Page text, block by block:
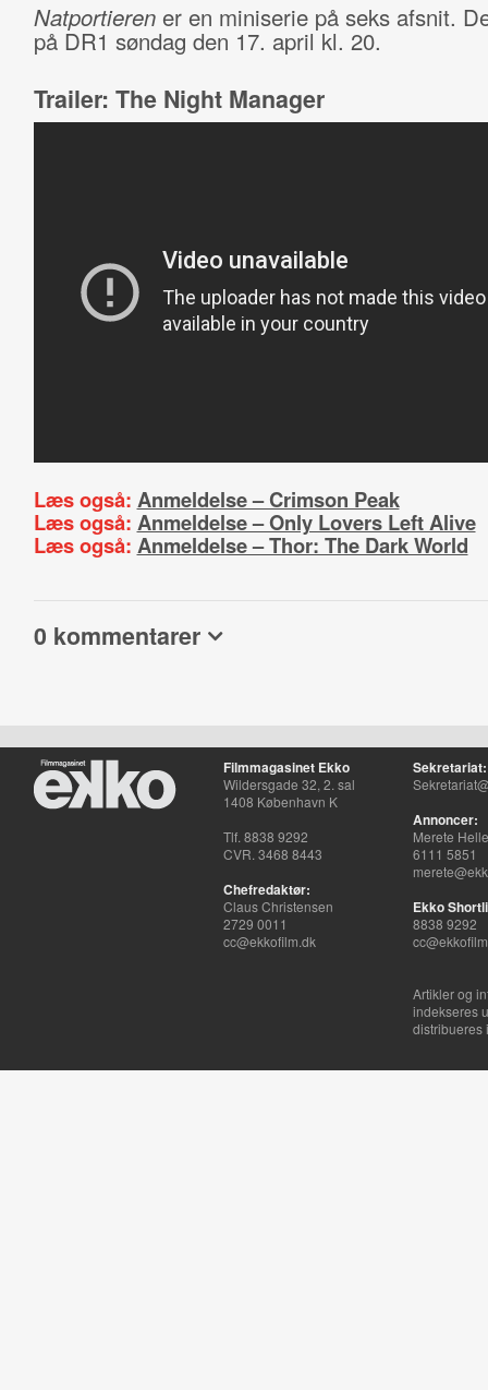
Natportieren er en miniserie på seks afsnit.
på DR1 søndag den 17. april kl. 20.
Trailer: The Night Manager
Læs også: Anmeldelse – Crimson Peak
Læs også: Anmeldelse – Only Lovers Left Alive
Læs også: Anmeldelse – Thor: The Dark World
0 kommentarer
Filmmagasinet Ekko
Wildersgade 32, 2. sal
1408 København K
Tlf. 8838 9292
CVR. 3468 8443
Chefredaktør:
Claus Christensen
2729 0011
cc@ekkofilm.dk
Sekretariat:
Annoncer:
Merete
6111 5851
Ekko
8838 9292
Artikler og
indekseres
distribueres